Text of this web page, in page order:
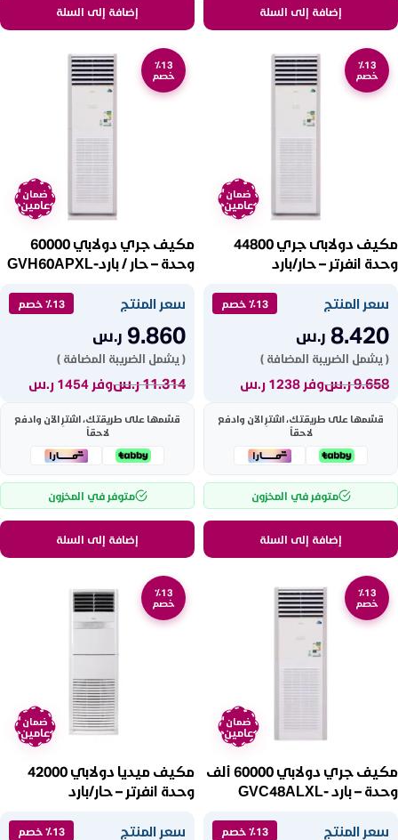
إضافة إلى السلة إضافة إلى السلة
٪13
خصم
ضمان
عامين
مكيف دولابى جري 44800
وحدة انفرتر – حار/بارد
سعر المنتج ٪13 خصم
8.420 ر.س
( يشمل الضريبة المضافة )
9.658ر.سوفر 1238 ر.س
قسّمها على طريقتك، اشترِ الآن وادفع
لاحقاً
متوفر في المخزون
إضافة إلى السلة
٪13
خصم
ضمان
عامين
مكيف جري دولابي 60000
وحدة – حار / باردGVH60APXL-
سعر المنتج ٪13 خصم
9.860 ر.س
( يشمل الضريبة المضافة )
11.314ر.سوفر 1454 ر.س
قسّمها على طريقتك، اشترِ الآن وادفع
لاحقاً
متوفر في المخزون
إضافة إلى السلة
٪13
خصم
ضمان
عامين
مكيف جري دولابي 60000 ألف
وحدة – بارد GVC48ALXL-
سعر المنتج ٪13 خصم
٪13
خصم
ضمان
عامين
مكيف ميديا دولابي 42000
وحدة انفرتر – حار/بارد
سعر المنتج ٪13 خصم